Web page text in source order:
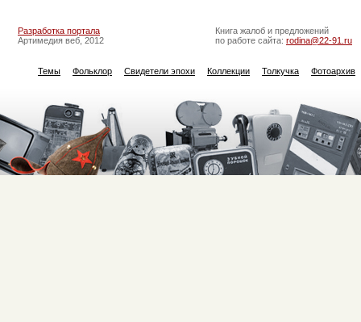
Разработка портала
Артимедия веб, 2012
Книга жалоб и предложений
по работе сайта: rodina@22-91.ru
Темы Фольклор Свидетели эпохи Коллекции Толкучка Фотоархив